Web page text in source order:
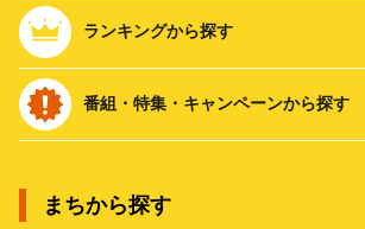
ランキングから探す
番組・特集・キャンペーンから探す
まちから探す